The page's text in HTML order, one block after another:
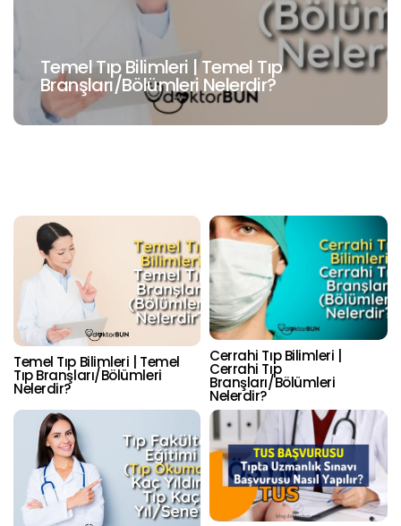
Cerrahi Tıp Bilimleri | Cerrahi Tıp
Branşları/Bölümleri Nelerdir?
Temel Tıp Bilimleri | Temel
Tıp Branşları/Bölümleri
Nelerdir?
Cerrahi Tıp Bilimleri |
Cerrahi Tıp
Branşları/Bölümleri
Nelerdir?